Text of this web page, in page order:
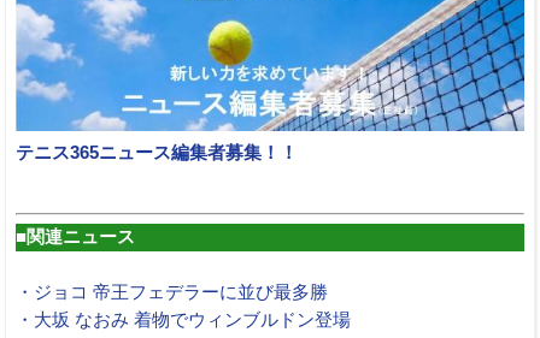
テニス365ニュース編集者募集！！
■関連ニュース
・ジョコ 帝王フェデラーに並び最多勝
・大坂 なおみ 着物でウィンブルドン登場